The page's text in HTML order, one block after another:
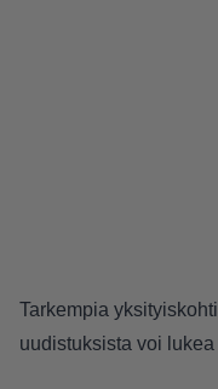
Tarkempia
uudistuksista voi